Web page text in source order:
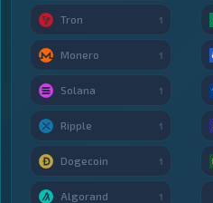
Tron 1
Monero 1
Solana 1
Ripple 1
Dogecoin 1
Algorand 1